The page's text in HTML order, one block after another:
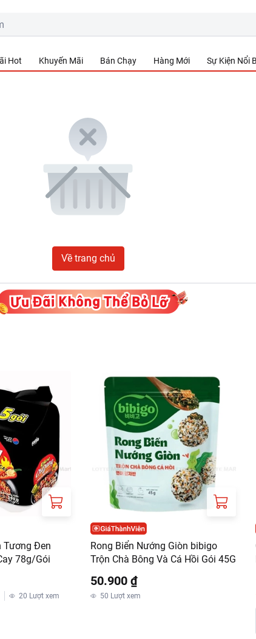
Hot Khuyến Mãi Bán Chạy Hàng Mới Sự Kiện Nổi
Về trang chủ
Tương Đen
78g/Gói
20 Lượt xem
Rong Biển Nướng Giòn bibigo
Trộn Chà Bông Và Cá Hồi Gói 45G
50.900 ₫
50 Lượt xem